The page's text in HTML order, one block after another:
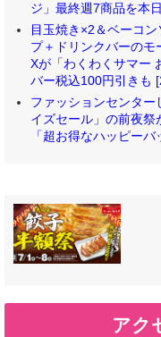
ジ」最終週7商品を本
目玉焼き×2＆ベーコ
プ＋ドリンクバーの
Xが「わくわくサマー
バー税込100円引きも
ファッションセンター
イズセール」の前夜
「超お得なハッピー
アク